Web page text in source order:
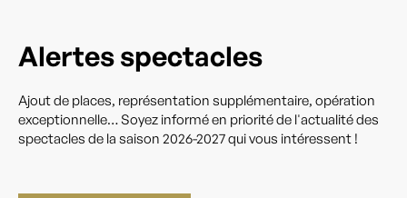
Alertes spectacles
Ajout de places, représentation supplémentaire, opération
exceptionnelle… Soyez informé en priorité de l'actualité des
spectacles de la saison 2026-2027 qui vous intéressent !